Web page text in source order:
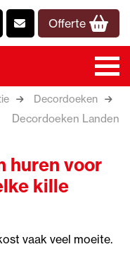
Offerte
Decordoeken
Decordoeken Landen
huren voor
kille
vaak veel moeite.